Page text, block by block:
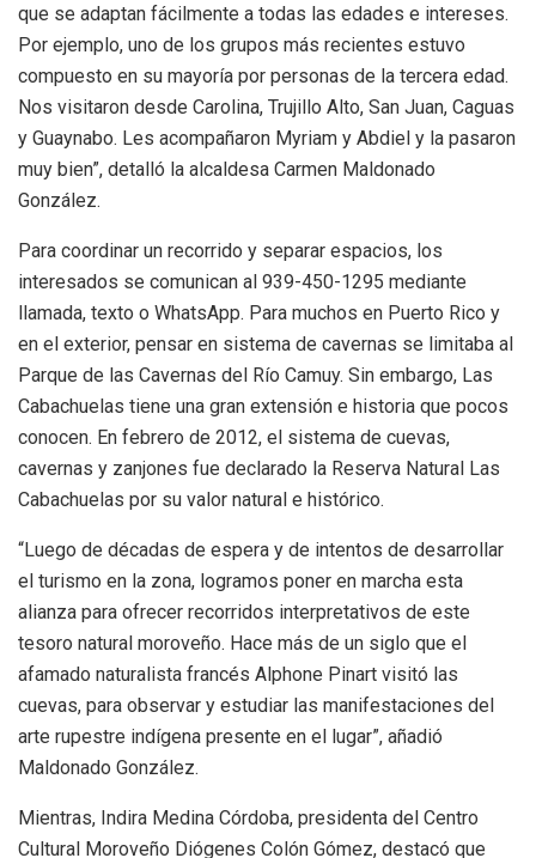
que se adaptan fácilmente a todas las edades e intereses.
Por ejemplo, uno de los grupos más recientes estuvo
compuesto en su mayoría por personas de la tercera edad.
Nos visitaron desde Carolina, Trujillo Alto, San Juan, Caguas
y Guaynabo. Les acompañaron Myriam y Abdiel y la pasaron
muy bien”, detalló la alcaldesa Carmen Maldonado
González.
Para coordinar un recorrido y separar espacios, los
interesados se comunican al 939-450-1295 mediante
llamada, texto o WhatsApp⁣. Para muchos en Puerto Rico y
en el exterior, pensar en sistema de cavernas se limitaba al
Parque de las Cavernas del Río Camuy. Sin embargo, Las
Cabachuelas tiene una gran extensión e historia que pocos
conocen. En febrero de 2012, el sistema de cuevas,
cavernas y zanjones fue declarado la Reserva Natural Las
Cabachuelas por su valor natural e histórico.
“Luego de décadas de espera y de intentos de desarrollar
el turismo en la zona, logramos poner en marcha esta
alianza para ofrecer recorridos interpretativos de este
tesoro natural moroveño. Hace más de un siglo que el
afamado naturalista francés Alphone Pinart visitó las
cuevas, para observar y estudiar las manifestaciones del
arte rupestre indígena presente en el lugar”, añadió
Maldonado González.
Mientras, Indira Medina Córdoba, presidenta del Centro
Cultural Moroveño Diógenes Colón Gómez, destacó que